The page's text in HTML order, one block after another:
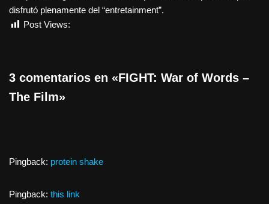
disfrutó plenamente del “entretainment”.
Post Views:
3 comentarios en «FIGHT: War of Words –
The Film»
Pingback: protein shake
Pingback: this link